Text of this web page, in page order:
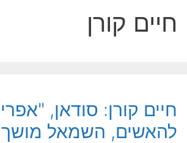
חיים קורן
חיים קורן: סודאן,
להאשים, השמאל מושך